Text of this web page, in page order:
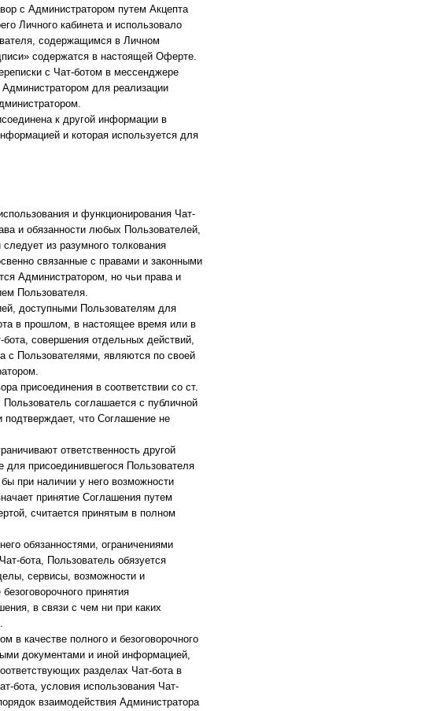
с Администратором путем Акцепта
Личного кабинета и использовало
содержащимся в Личном
содержатся в настоящей Оферте.
с Чат-ботом в мессенджере
для реализации
к другой информации в
и которая используется для
и функционирования Чат-
и обязанности любых Пользователей,
из разумного толкования
связанные с правами и законными
Администратором, но чьи права и
Пользователя.
доступными Пользователям для
в прошлом, в настоящее время или в
совершения отдельных действий,
с Пользователями, являются по своей
присоединения в соответствии со ст.
соглашается с публичной
подтверждает, что Соглашение не
ответственность другой
для присоединившегося Пользователя
при наличии у него возможности
принятие Соглашения путем
считается принятым в полном
обязанностями, ограничениями
бота, Пользователь обязуется
сервисы, возможности и
принятия
в связи с чем ни при каких
в качестве полного и безоговорочного
документами и иной информацией,
разделах Чат-бота в
бота, условия использования Чат-
взаимодействия Администратора